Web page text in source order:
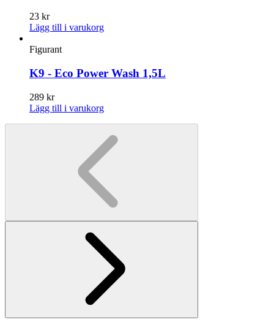
23 kr
Lägg till i varukorg
Figurant
K9 - Eco Power Wash 1,5L
289 kr
Lägg till i varukorg